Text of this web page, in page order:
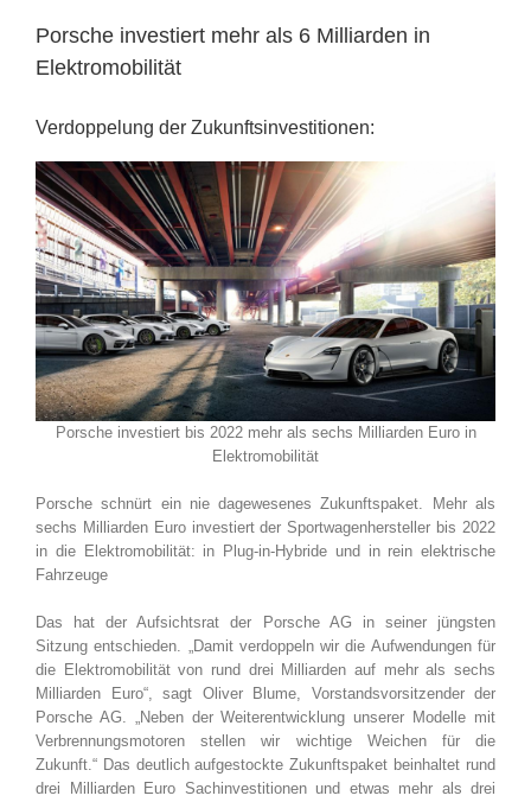
Porsche investiert mehr als 6 Milliarden in
Elektromobilität
Verdoppelung der Zukunftsinvestitionen:
Porsche investiert bis 2022 mehr als sechs Milliarden Euro in
Elektromobilität
Porsche schnürt ein nie dagewesenes Zukunftspaket. Mehr als
sechs Milliarden Euro investiert der Sportwagenhersteller bis 2022
in die Elektromobilität: in Plug-in-Hybride und in rein elektrische
Fahrzeuge
Das hat der Aufsichtsrat der Porsche AG in seiner jüngsten
Sitzung entschieden. „Damit verdoppeln wir die Aufwendungen für
die Elektromobilität von rund drei Milliarden auf mehr als sechs
Milliarden Euro“, sagt Oliver Blume, Vorstandsvorsitzender der
Porsche AG. „Neben der Weiterentwicklung unserer Modelle mit
Verbrennungsmotoren stellen wir wichtige Weichen für die
Zukunft.“ Das deutlich aufgestockte Zukunftspaket beinhaltet rund
drei Milliarden Euro Sachinvestitionen und etwas mehr als drei